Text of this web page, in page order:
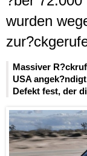
wurden
Massiver
USA
Defekt fest, der